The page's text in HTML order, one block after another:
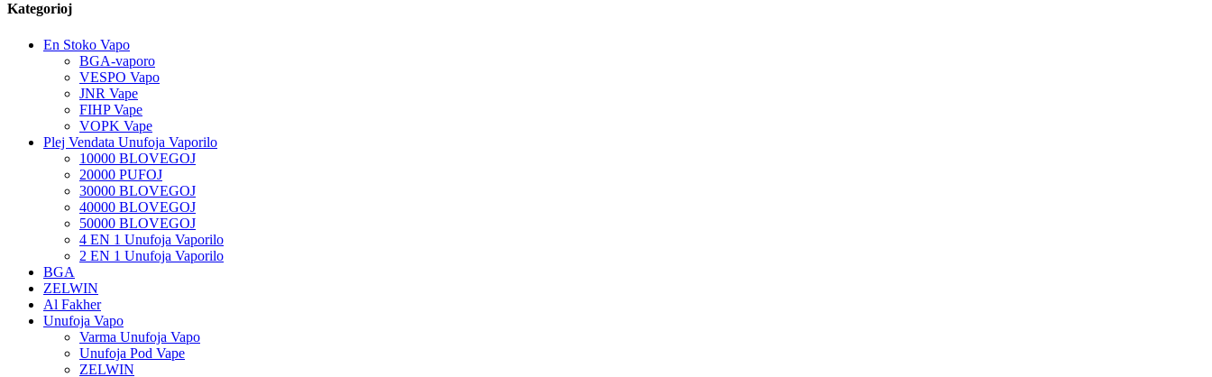
Kategorioj
En Stoko Vapo
BGA-vaporo
VESPO Vapo
JNR Vape
FIHP Vape
VOPK Vape
Plej Vendata Unufoja Vaporilo
10000 BLOVEGOJ
20000 PUFOJ
30000 BLOVEGOJ
40000 BLOVEGOJ
50000 BLOVEGOJ
4 EN 1 Unufoja Vaporilo
2 EN 1 Unufoja Vaporilo
BGA
ZELWIN
Al Fakher
Unufoja Vapo
Varma Unufoja Vapo
Unufoja Pod Vape
ZELWIN